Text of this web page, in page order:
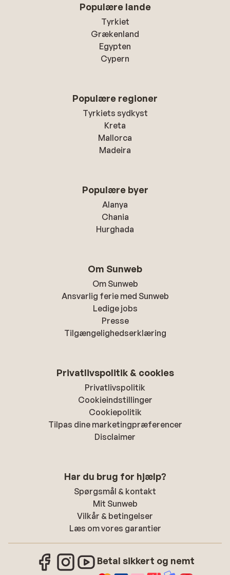
Populære lande
Tyrkiet
Grækenland
Egypten
Cypern
Populære regioner
Tyrkiets sydkyst
Kreta
Mallorca
Madeira
Populære byer
Alanya
Chania
Hurghada
Om Sunweb
Om Sunweb
Ansvarlig ferie med Sunweb
Ledige jobs
Presse
Tilgængelighedserklæring
Privatlivspolitik & cookies
Privatlivspolitik
Cookieindstillinger
Cookiepolitik
Tilpas dine marketingpræferencer
Disclaimer
Har du brug for hjælp?
Spørgsmål & kontakt
Mit Sunweb
Vilkår & betingelser
Læs om vores garantier
Betal sikkert og nemt